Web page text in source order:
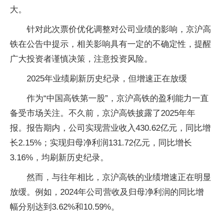
大。
针对此次票价优化调整对公司业绩的影响，京沪高
铁在公告中提示，相关影响具有一定的不确定性，提醒
广大投资者谨慎决策，注意投资风险。
2025年业绩刷新历史纪录，但增速正在放缓
作为“中国高铁第一股”，京沪高铁的盈利能力一直
备受市场关注。不久前，京沪高铁披露了2025年年
报。报告期内，公司实现营业收入430.62亿元，同比增
长2.15%；实现归母净利润131.72亿元，同比增长
3.16%，均刷新历史纪录。
然而，与往年相比，京沪高铁的业绩增速正在明显
放缓。例如，2024年公司营收及归母净利润的同比增
幅分别达到3.62%和10.59%。